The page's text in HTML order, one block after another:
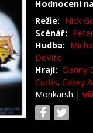
Hodnocení
Režie: Nick
Scénář:
Hudba:
DeVito
Hrají: Danny
Curtis, Casey
Monkarsh |